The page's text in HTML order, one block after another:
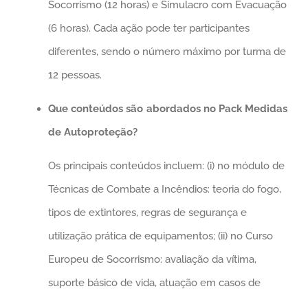
Socorrismo (12 horas) e Simulacro com Evacuação
(6 horas). Cada ação pode ter participantes
diferentes, sendo o número máximo por turma de
12 pessoas.
Que conteúdos são abordados no Pack Medidas
de Autoproteção?
Os principais conteúdos incluem: (i) no módulo de
Técnicas de Combate a Incêndios: teoria do fogo,
tipos de extintores, regras de segurança e
utilização prática de equipamentos; (ii) no Curso
Europeu de Socorrismo: avaliação da vítima,
suporte básico de vida, atuação em casos de